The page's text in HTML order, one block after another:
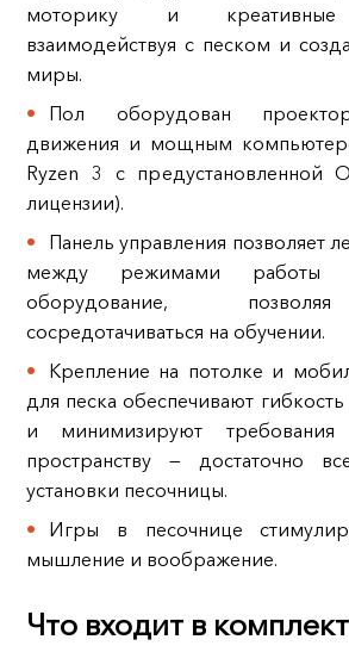
моторику и креативные
взаимодействуя с песком и
миры.
Пол оборудован
движения и мощным
Ryzen 3 с предустановленной
лицензии).
Панель управления позволяет
между режимами работы и
оборудование,
сосредотачиваться на обучении.
Крепление на потолке и
для песка обеспечивают
и минимизируют
пространству — достаточно
установки песочницы.
Игры в песочнице
мышление и воображение.
Что входит в комплект